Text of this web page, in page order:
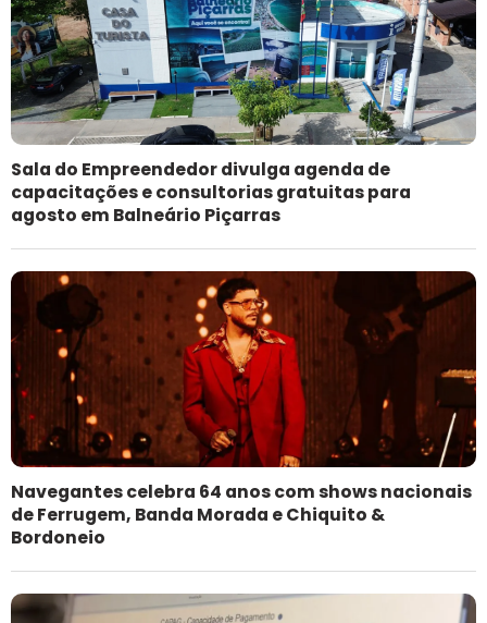
Sala do Empreendedor divulga agenda de
capacitações e consultorias gratuitas para
agosto em Balneário Piçarras
Navegantes celebra 64 anos com shows nacionais
de Ferrugem, Banda Morada e Chiquito &
Bordoneio